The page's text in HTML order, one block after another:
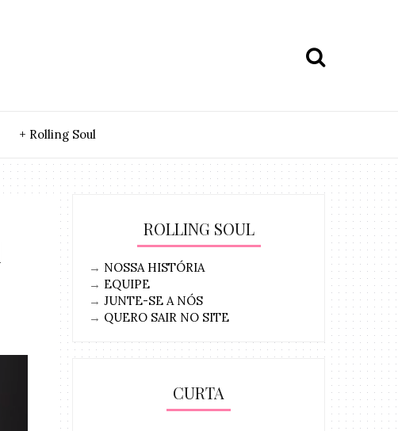
+ Rolling Soul
ROLLING SOUL
→ NOSSA HISTÓRIA
→ EQUIPE
→ JUNTE-SE A NÓS
→ QUERO SAIR NO SITE
CURTA